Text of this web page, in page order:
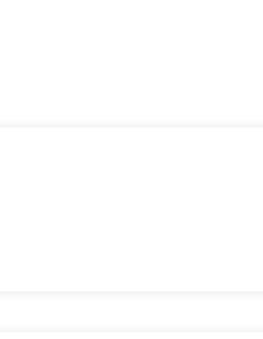
senza complicazioni.
del mercato.